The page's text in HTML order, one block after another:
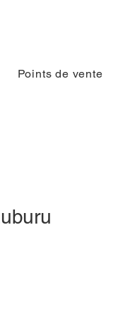
Points de vente